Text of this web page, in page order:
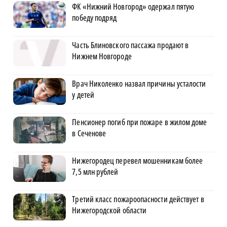
ФК «Нижний Новгород» одержал пятую
победу подряд
Часть Блиновского пассажа продают в
Нижнем Новгороде
Врач Николенко назвал причины усталости
у детей
Пенсионер погиб при пожаре в жилом доме
в Сеченове
Нижегородец перевел мошенникам более
7,5 млн рублей
Третий класс пожароопасности действует в
Нижегородской области